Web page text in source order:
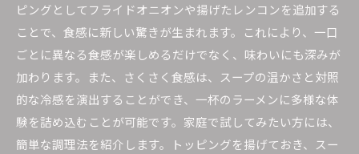
ピングとしてフライドオニオンや揚げたレンコンを追加する
ことで、食感に新しい驚きが生まれます。これにより、一口
ごとに異なる食感が楽しめるだけでなく、味わいにも深みが
加わります。また、さくさく食感は、スープの温かさと対照
的な冷感を演出することができ、一杯のラーメンに多様な体
験を詰め込むことが可能です。家庭で試してみたい方には、
簡単な調理法を紹介します。トッピングを揚げておき、スー